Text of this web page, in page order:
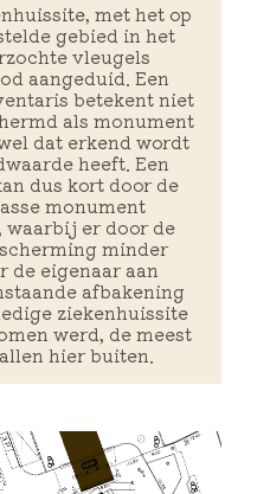
met het op
gebied in het
vleugels
aangeduid. Een
betekent niet
als monument
dat erkend wordt
heeft. Een
dus kort door de
monument
waarbij er door de
minder
eigenaar aan
afbakening
ziekenhuissite
werd, de meest
hier buiten.